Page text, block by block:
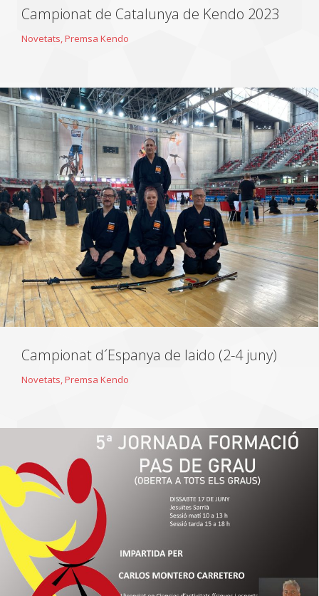
Campionat de Catalunya de Kendo 2023
Novetats,Premsa Kendo
Campionat d´Espanya de Iaido (2-4 juny)
Novetats,Premsa Kendo